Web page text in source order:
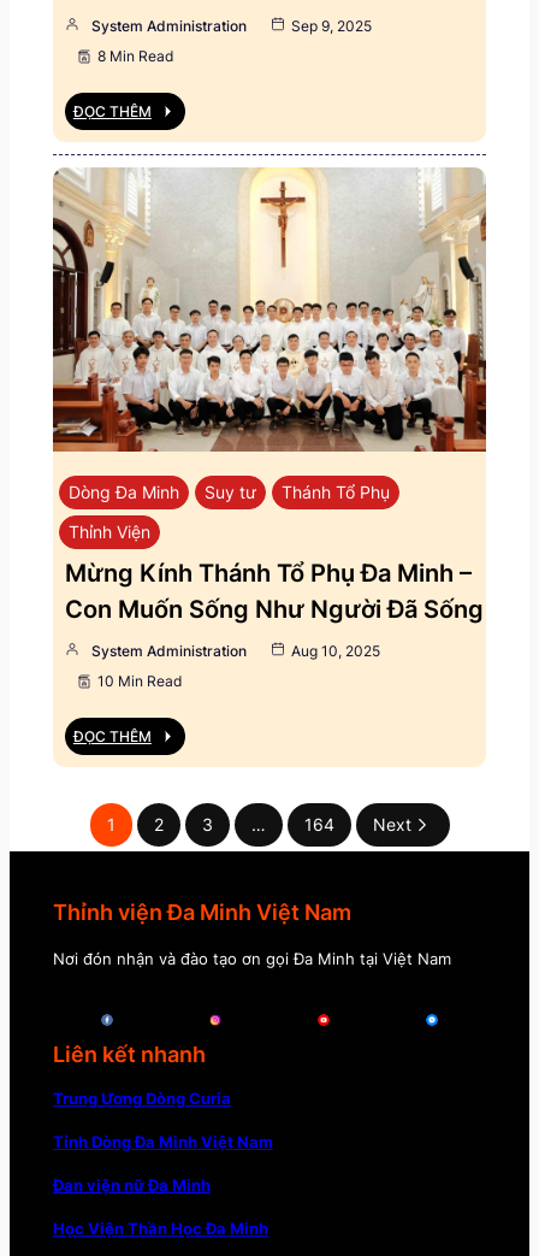
System Administration
Sep 9, 2025
8 Min Read
ĐỌC THÊM
Dòng Đa Minh Suy tư
Thánh Tổ Phụ
Thỉnh Viện
Mừng Kính Thánh Tổ Phụ Đa Minh –
Con Muốn Sống Như Người Đã Sống
System Administration
Aug 10, 2025
10 Min Read
ĐỌC THÊM
1 2 3 … 164 Next
Thỉnh viện Đa Minh Việt Nam
Nơi đón nhận và đào tạo ơn gọi Đa Minh tại Việt Nam
Liên kết nhanh
Trung Ương Dòng Curia
Tỉnh Dòng Đa Minh Việt Nam
Đan viện nữ Đa Minh
Học Viện Thần Học Đa Minh